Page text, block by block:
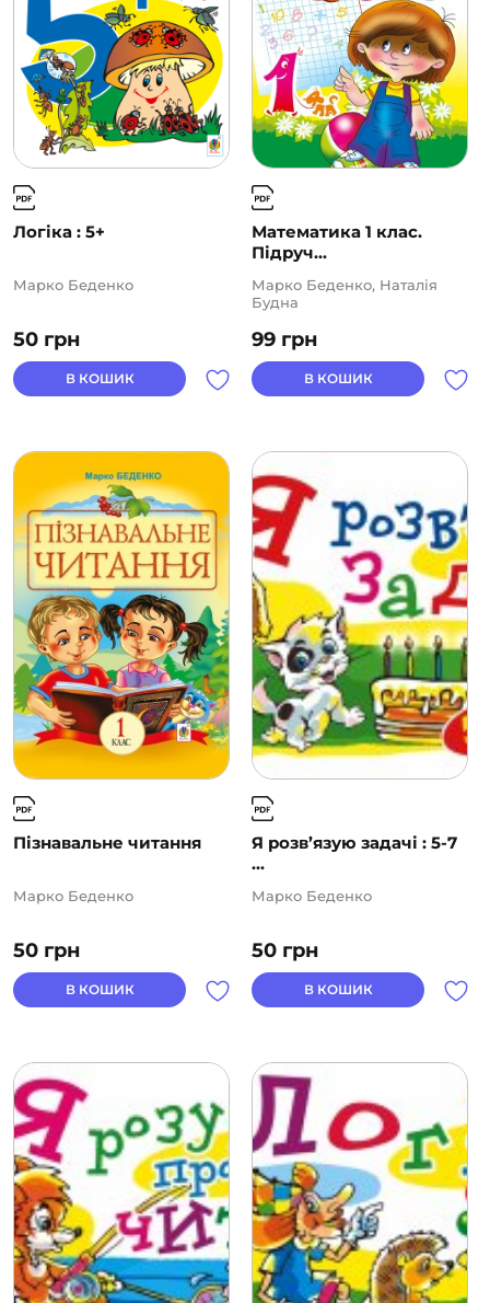
Логіка : 5+
50 грн
Марко Беденко
В КОШИК
Математика 1 клас.
Підруч...
99 грн
Марко Беденко, Наталія
Будна
В КОШИК
Пізнавальне читання
50 грн
Марко Беденко
В КОШИК
Я розв’язую задачі : 5-7
...
50 грн
Марко Беденко
В КОШИК